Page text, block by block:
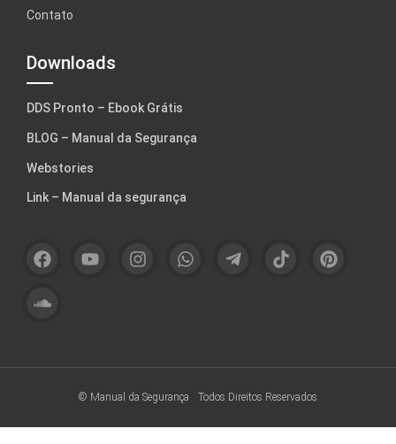
Contato
Downloads
DDS Pronto – Ebook Grátis
BLOG – Manual da Segurança
Webstories
Link – Manual da segurança
© Manual da Segurança Todos Direitos Reservados